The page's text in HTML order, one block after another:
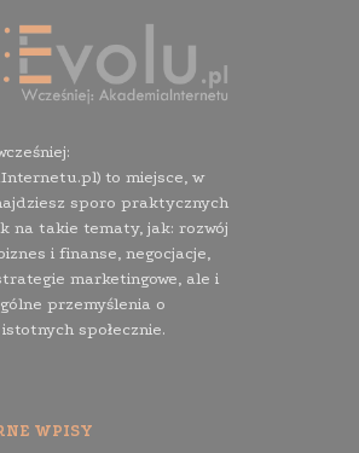
to miejsce, w
sporo praktycznych
na takie tematy, jak: rozwój
i finanse, negocjacje,
marketingowe, ale i
przemyślenia o
społecznie.
WPISY